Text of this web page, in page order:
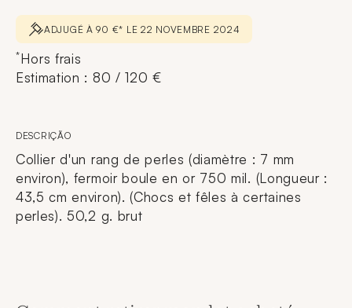
ADJUGÉ À 90 €* LE 22 NOVEMBRE 2024
*Hors frais
Estimation : 80 / 120 €
DESCRIÇÃO
Collier d'un rang de perles (diamètre : 7 mm
environ), fermoir boule en or 750 mil. (Longueur :
43,5 cm environ). (Chocs et fêles à certaines
perles). 50,2 g. brut